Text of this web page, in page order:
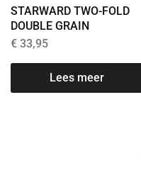
STARWARD TWO-FOLD
DOUBLE GRAIN
€ 33,95
Lees meer